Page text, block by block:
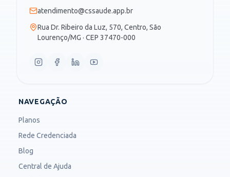
atendimento@cssaude.app.br
Rua Dr. Ribeiro da Luz, 570, Centro, São
Lourenço/MG · CEP 37470-000
NAVEGAÇÃO
Planos
Rede Credenciada
Blog
Central de Ajuda